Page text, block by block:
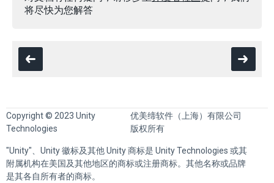
将尽快为您解答
Copyright © 2023 Unity
Technologies
优美缔软件（上海）有限公司
版权所有
"Unity"、Unity 徽标及其他 Unity 商标是 Unity Technologies 或其
附属机构在美国及其他地区的商标或注册商标。其他名称或品牌
是其各自所有者的商标。